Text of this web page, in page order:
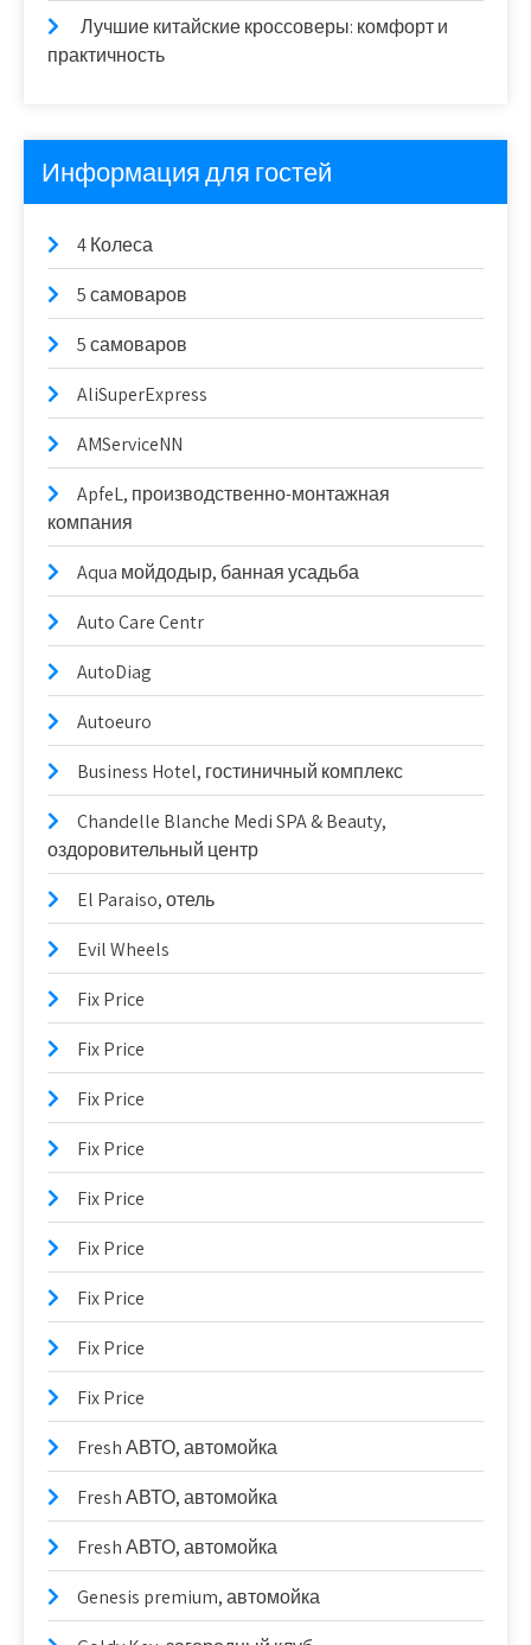
Лучшие китайские кроссоверы: комфорт и
практичность
Информация для гостей
4 Колеса
5 самоваров
5 самоваров
AliSuperExpress
AMServiceNN
ApfeL, производственно-монтажная
компания
Aqua мойдодыр, банная усадьба
Auto Care Centr
AutoDiag
Autoeuro
Business Hotel, гостиничный комплекс
Chandelle Blanche Medi SPA & Beauty,
оздоровительный центр
El Paraiso, отель
Evil Wheels
Fix Price
Fix Price
Fix Price
Fix Price
Fix Price
Fix Price
Fix Price
Fix Price
Fix Price
Fresh АВТО, автомойка
Fresh АВТО, автомойка
Fresh АВТО, автомойка
Genesis premium, автомойка